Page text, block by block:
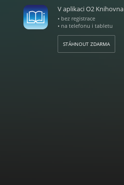
V aplikaci O2 Knihovna
• bez registrace
• na telefonu i tabletu
STÁHNOUT ZDARMA